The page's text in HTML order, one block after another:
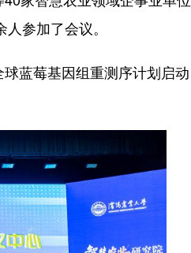
参加了会议。
蓝莓基因组重测序计划启动